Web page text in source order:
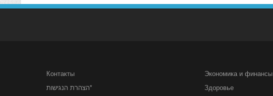
Контакты
הצהרת הנגישות*
Экономика и финансы
Здоровье